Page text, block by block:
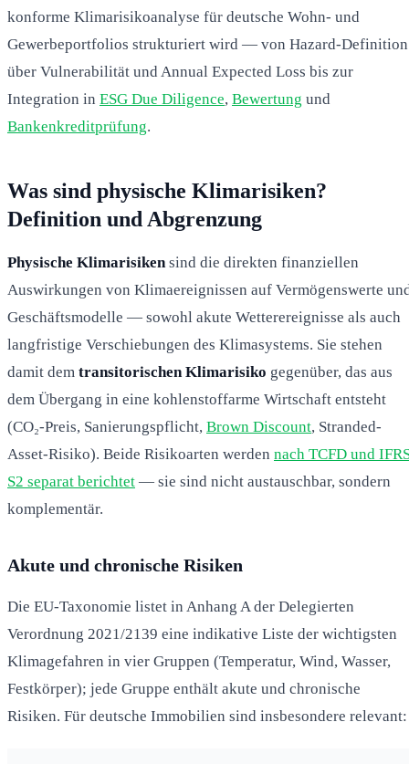
konforme Klimarisikoanalyse für deutsche Wohn- und
Gewerbeportfolios strukturiert wird — von Hazard-Definition
über Vulnerabilität und Annual Expected Loss bis zur
Integration in ESG Due Diligence, Bewertung und
Bankenkreditprüfung.
Was sind physische Klimarisiken?
Definition und Abgrenzung
Physische Klimarisikensind die direkten finanziellen
Auswirkungen von Klimaereignissen auf Vermögenswerte
Geschäftsmodelle — sowohl akute Wetterereignisse als auch
langfristige Verschiebungen des Klimasystems. Sie stehen
damit dem transitorischen Klimarisiko gegenüber, das aus
dem Übergang in eine kohlenstoffarme Wirtschaft entsteht
(CO₂-Preis, Sanierungspflicht, Brown Discount, Stranded-
Asset-Risiko). Beide Risikoarten werden nach TCFD und
S2 separat berichtet — sie sind nicht austauschbar, sondern
komplementär.
Akute und chronische Risiken
Die EU-Taxonomie listet in Anhang A der Delegierten
Verordnung 2021/2139 eine indikative Liste der wichtigsten
Klimagefahren in vier Gruppen (Temperatur, Wind, Wasser,
Festkörper); jede Gruppe enthält akute und chronische
Risiken. Für deutsche Immobilien sind insbesondere relevant: